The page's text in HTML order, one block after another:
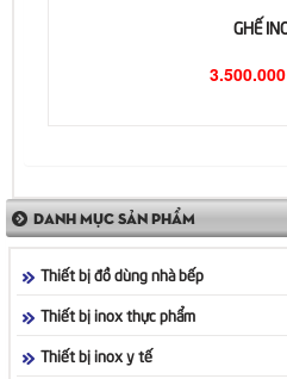
GHẾ
DANH MỤC SẢN PHẨM
Thiết bị đồ dùng nhà bếp
Thiết bị inox thực phẩm
Thiết bị inox y tế